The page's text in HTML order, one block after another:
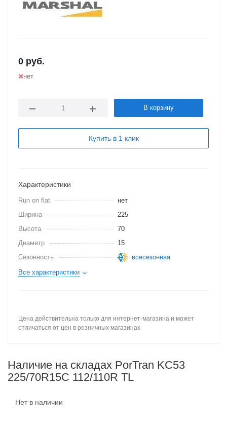
0 руб.
нет
В корзину
Купить в 1 клик
Характеристики
Run on flat
нет
Ширина
225
Высота
70
Диаметр
15
Сезонность
всесезонная
Все характеристики
Цена действительна только для интернет-магазина и может
отличаться от цен в розничных магазинах
Наличие на складах PorTran KC53
225/70R15C 112/110R TL
Нет в наличии